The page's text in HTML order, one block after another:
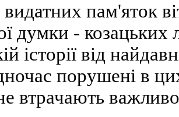
пам'яток
думки - козацьких
iсторiї вiд
порушенi в
втрачають